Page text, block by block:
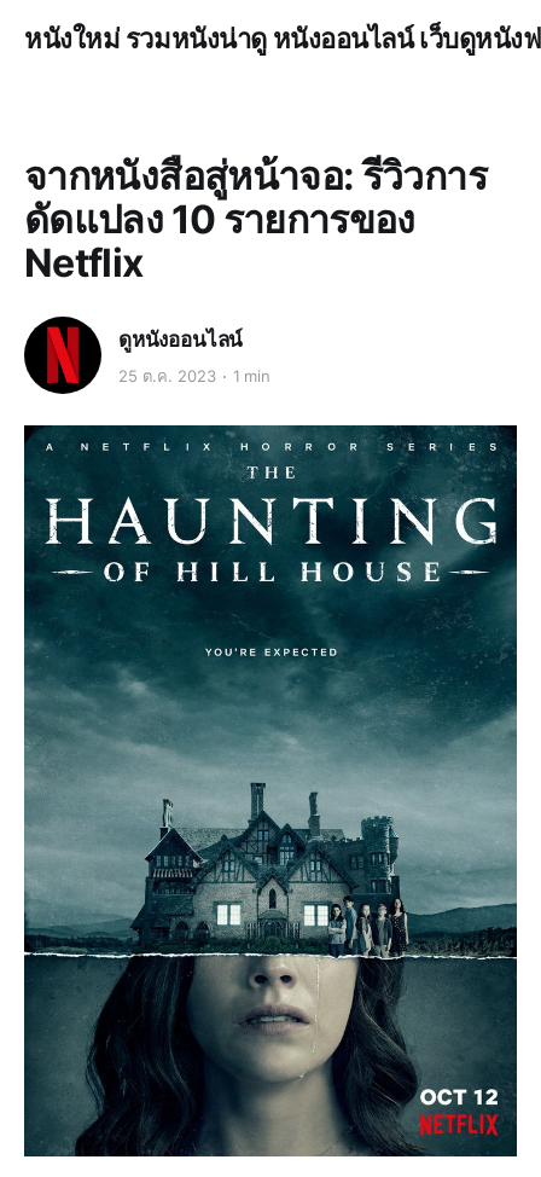
หนังใหม่ รวมหนังน่าดู หนังออนไลน์ เว็บดูหนัง
จากหนังสือสู่หน้าจอ: รีวิวการ
ดัดแปลง 10 รายการของ
Netflix
ดูหนังออนไลน์
25 ต.ค. 2023 1 min